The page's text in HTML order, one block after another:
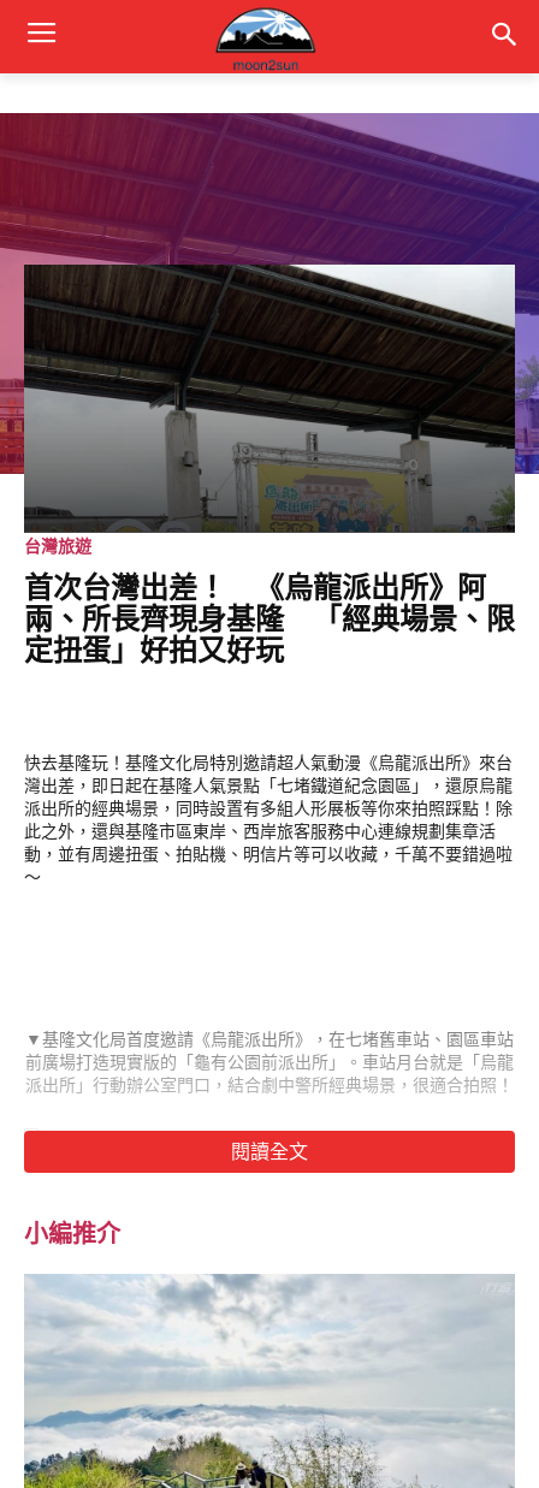
台灣旅遊
首次台灣出差！ 《烏龍派出所》阿
兩、所長齊現身基隆 「經典場景、限
定扭蛋」好拍又好玩
快去基隆玩！基隆文化局特別邀請超人氣動漫《烏龍派出所》來台
灣出差，即日起在基隆人氣景點「七堵鐵道紀念園區」，還原烏龍
派出所的經典場景，同時設置有多組人形展板等你來拍照踩點！除
此之外，還與基隆市區東岸、西岸旅客服務中心連線規劃集章活
動，並有周邊扭蛋、拍貼機、明信片等可以收藏，千萬不要錯過啦
～
▼基隆文化局首度邀請《烏龍派出所》，在七堵舊車站、園區車站
前廣場打造現實版的「龜有公園前派出所」。車站月台就是「烏龍
派出所」行動辦公室門口，結合劇中警所經典場景，很適合拍照！
閱讀全文
小編推介